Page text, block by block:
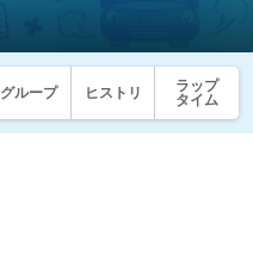
グループ ヒストリ
ラップ
タイム